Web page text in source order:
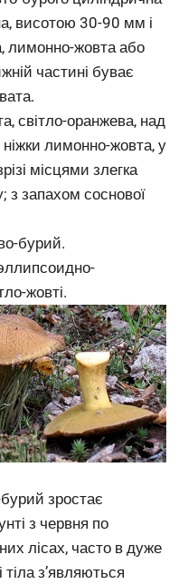
висотою 30-90 мм і
лимонно-жовта або
частині буває
світло-оранжева, над
лимонно-жовта, у
місцями злегка
з запахом соснової
бурий.
жовті.
зростає
з червня по
лісах, часто в дуже
з’являються